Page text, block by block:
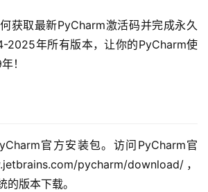
获取最新PyCharm激活码并完成永久
2025年所有版本，让你的PyCharm使
！
官方安装包。访问PyCharm官
pycharm/download/，
版本下载。